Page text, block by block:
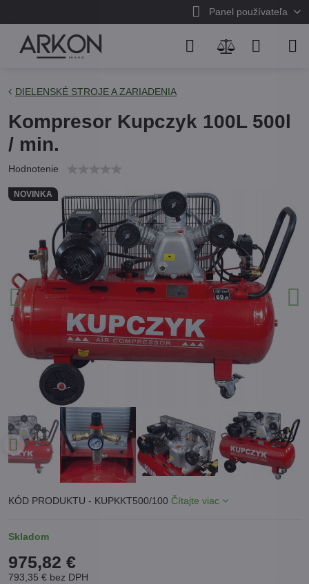
Panel používateľa
NOVINKA
DIELENSKÉ STROJE A ZARIADENIA
Kompresor Kupczyk 100L 500l
/ min.
Hodnotenie
KÓD PRODUKTU - KUPKKT500/100 Čítajte viac
Skladom
975,82 €
793,35 € bez DPH